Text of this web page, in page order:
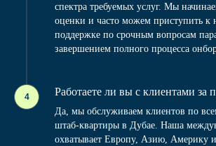
спектра требуемых услуг. Мы
оценки и часто можем приступить к
поддержке по срочным вопросам
завершением полного процесса
Работаете ли вы с клиентами за
Да, мы обслуживаем клиентов по
штаб-квартиры в Дубае. Наша
охватывает Европу, Азию, Америку